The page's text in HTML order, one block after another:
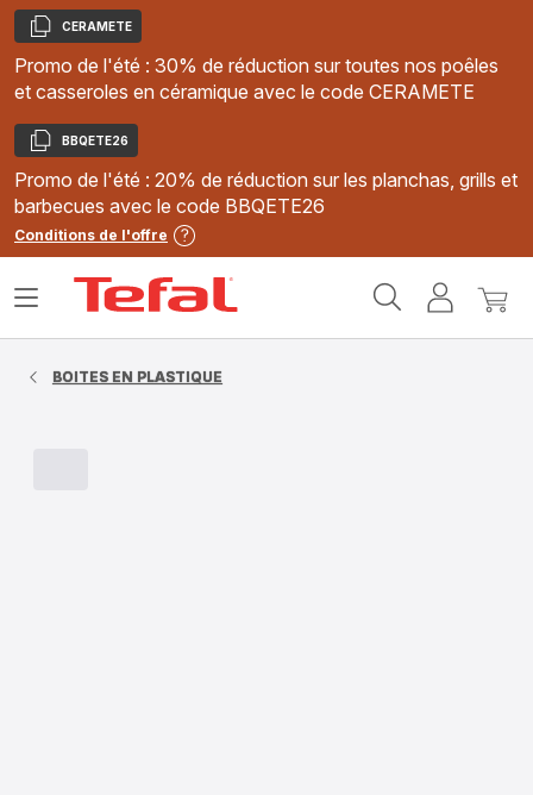
Copier
CERAMETE
Promo de l'été : 30% de réduction sur toutes nos poêles
et casseroles en céramique avec le code CERAMETE
Copier
BBQETE26
Promo de l'été : 20% de réduction sur les planchas, grills et
barbecues avec le code BBQETE26
Conditions de l'offre
MonMon
Ouvrir
BOITES EN PLASTIQUE